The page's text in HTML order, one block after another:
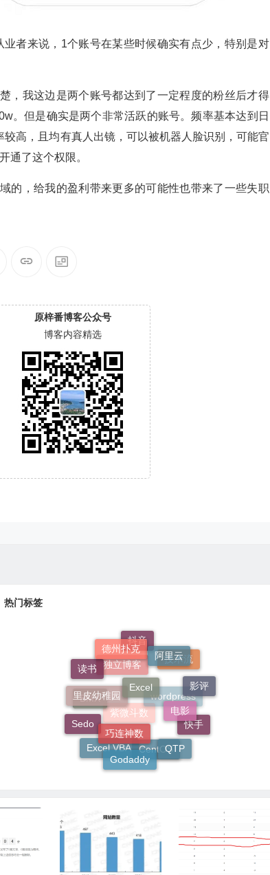
者来说，1个账号在某些时候确实有点少，特别是对
，我这边是两个账号都达到了一定程度的粉丝后才得
。但是确实是两个非常活跃的账号。频率基本达到日
高，且均有真人出镜，可以被机器人脸识别，可能官
通了这个权限。
的，给我的盈利带来更多的可能性也带来了一些失职
原梓番博客公众号
博客内容精选
热门标签
独立博客
抖音
技术流
wordpress
紫微斗数
BMX
读书
德州扑克 阿里云
影评
快手
CentOS
Excel VBA
Sedo
里皮幼稚园
Excel
电影
QTP
Godaddy
巧连神数